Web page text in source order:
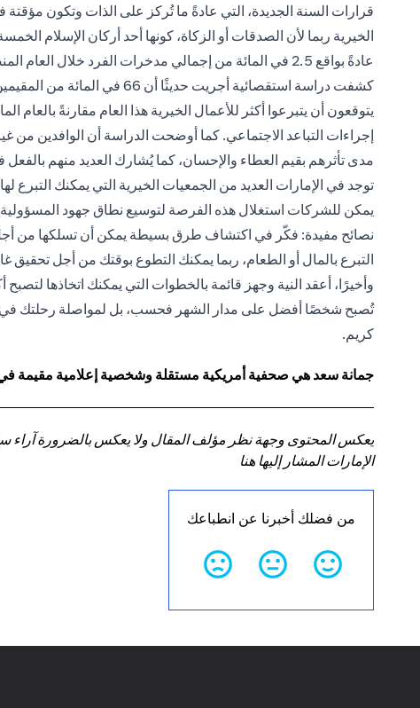
قرارات السنة الجديدة، التي عادةً ما تُركز على الذات وتكون
الخيرية ربما لأن الصدقات أو الزكاة، كونها أحد أركان الإسلام
عادةً بواقع 2.5 في المائة من إجمالي مدخرات الفرد خلال العام المنصرم.
كشفت دراسة استقصائية أجريت
يتوقعون أن يتبرعوا أكثر للأعمال الخيرية هذا العام مقارنةً
إجراءات التباعد الاجتماعي. كما أوضحت الدراسة أن الوافدين من
مدى تأثرهم بقيم العطاء والإحسان، كما يُشارك العديد منهم بالفعل
توجد في الإمارات العديد من الجمعيات الخيرية التي يمكنك التبرع
يمكن للشركات استغلال هذه الفرصة لتوسيع نطاق جهود
نصائح مفيدة: فكّر في اكتشاف طرق بسيطة يمكن أن تسلكها من
التبرع بالمال أو الطعام، ربما يمكنك التطوع بوقتك من أجل تحقيق
وأخيرًا، أعقد النية وجهز قائمة بالخطوات التي يمكنك اتخاذها
تُصبح شخصًا أفضل على مدار الشهر فحسب، بل لمواصلة رحلتك في
كريم.
جمانة سعد هي صحفية أمريكية مستقلة وشخصية إعلامية مقيمة في
يعكس المحتوى وجهة نظر مؤلف المقال ولا يعكس بالضرورة آراء
الإمارات المشار إليها هنا
من فضلك أخبرنا عن انطباعك